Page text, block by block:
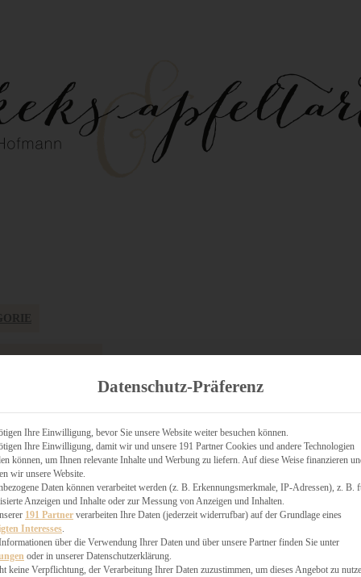
KÄSEKUCHEN
Datenschutz-Präferenz
Ihre Einwilligung, bevor Sie unsere Website weiter besuchen können.
Ihre Einwilligung, damit wir und unsere 191 Partner Cookies und andere Technologien
können, um Ihnen relevante Inhalte und Werbung zu liefern. Auf diese Weise finanzieren
wir unsere Website.
Daten können verarbeitet werden (z. B. Erkennungsmerkmale, IP-Adressen), z. B.
Anzeigen und Inhalte oder zur Messung von Anzeigen und Inhalten.
191 Partner verarbeiten Ihre Daten (jederzeit widerrufbar) auf der Grundlage eines
Interesses.
über die Verwendung Ihrer Daten und über unsere Partner finden Sie unter
oder in unserer Datenschutzerklärung.
keine Verpflichtung, der Verarbeitung Ihrer Daten zuzustimmen, um dieses Angebot zu